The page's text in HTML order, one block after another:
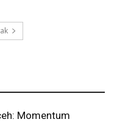
Momentum